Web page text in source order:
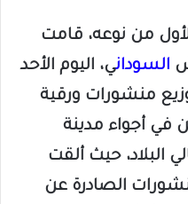
من نوعه، قامت
السوداني، اليوم الأحد
يونيو 2026م، بتوزيع منشورات ورقية
في أجواء مدينة
البلاد، حيث ألقت
الصادرة عن